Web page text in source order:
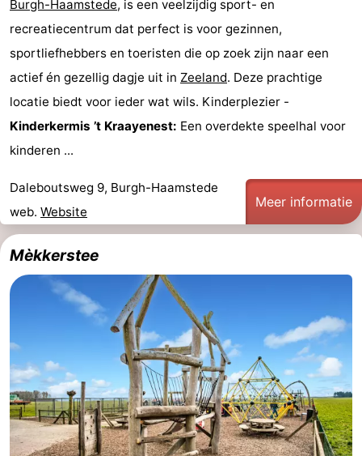
Sporten
-
Zwembaden
-
Fietsen
-
Wandelen
-
Paardrijden
-
Golfbanen
-
Surfen
-
en
drinken
Zeehonden
Evenementen
Praktisch
Jongeren
Burgh-Haamstede, is een veelzijdig sport- en
recreatiecentrum dat perfect is voor gezinnen,
sportliefhebbers en toeristen die op zoek zijn naar een
actief én gezellig dagje uit in Zeeland. Deze prachtige
locatie biedt voor ieder wat wils. Kinderplezier -
Kinderkermis ’t Kraayenest: Een overdekte speelhal voor
kinderen ...
Daleboutsweg 9, Burgh-Haamstede
web. Website
Meer informatie
Mèkkerstee